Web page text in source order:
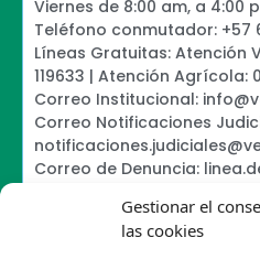
Gestionar el
las cookies
Viernes de 8:00 am, a 4:00
Teléfono conmutador: +57
Líneas Gratuitas: Atención
119633 | Atención Agrícola:
Correo Institucional:
Correo Notificaciones
Correo de Denuncia:
Política de Términos y